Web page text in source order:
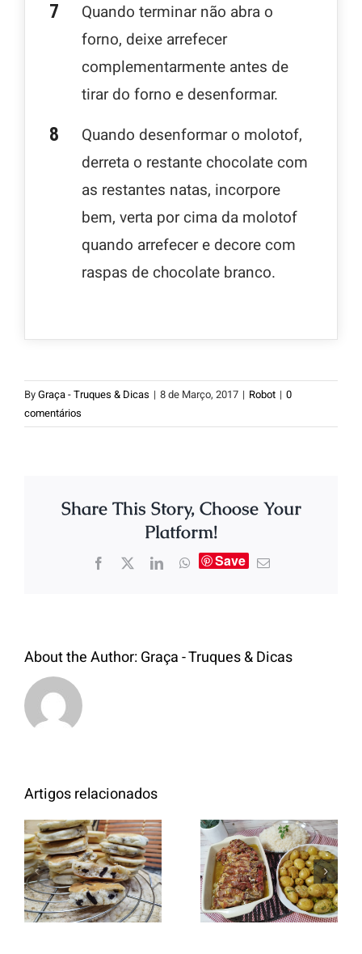
Quando terminar não abra o
forno, deixe arrefecer
complementarmente antes de
tirar do forno e desenformar.
Quando desenformar o molotof,
derreta o restante chocolate com
as restantes natas, incorpore
bem, verta por cima da molotof
quando arrefecer e decore com
raspas de chocolate branco.
ByGraça - Truques & Dicas | 8 de Março, 2017 | Robot | 0
comentários
Share This Story, Choose Your
Platform!
Save
About the Author:Graça - Truques & Dicas
Artigos relacionados
Panquecas
com Oreo
Entrecosto
italiano c/
batata a
murro e